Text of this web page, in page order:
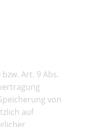
Art. 9 Abs.
von
auf